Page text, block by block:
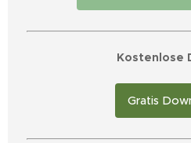
📥 Kostenlose
Gratis